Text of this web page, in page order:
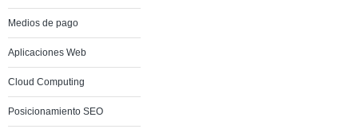
Medios de pago
Aplicaciones Web
Cloud Computing
Posicionamiento SEO